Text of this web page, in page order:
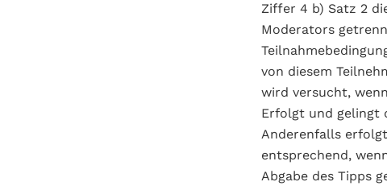
Ziffer 4 b) Satz 2
Moderators
von diesem
wird versucht,
Erfolgt und gelingt
Anderenfalls
entsprechend,
Abgabe des Tipps